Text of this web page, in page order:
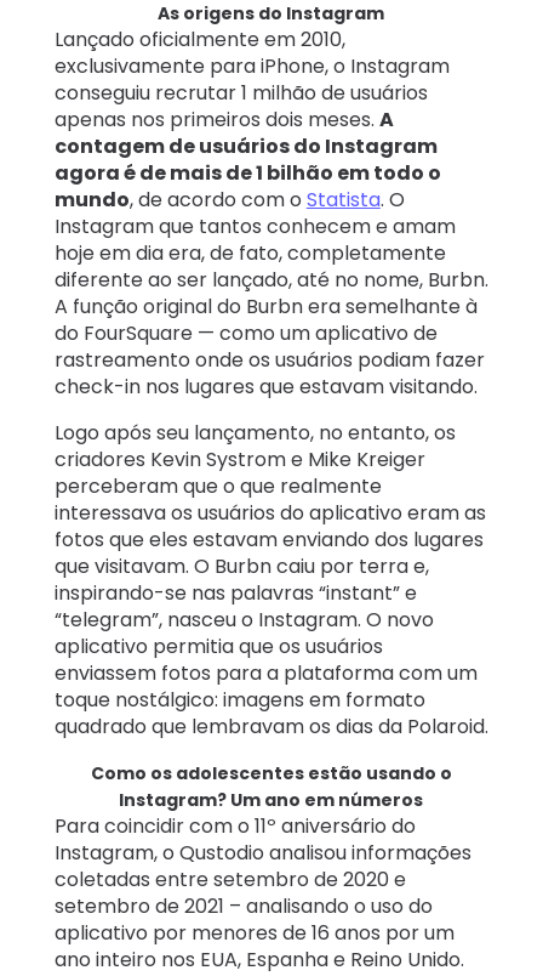
As origens do Instagram
Lançado oficialmente em 2010,
exclusivamente para iPhone, o Instagram
conseguiu recrutar 1 milhão de usuários
apenas nos primeiros dois meses. A
contagem de usuários do Instagram
agora é de mais de 1 bilhão em todo o
mundo, de acordo com o Statista. O
Instagram que tantos conhecem e amam
hoje em dia era, de fato, completamente
diferente ao ser lançado, até no nome, Burbn.
A função original do Burbn era semelhante à
do FourSquare — como um aplicativo de
rastreamento onde os usuários podiam fazer
check-in nos lugares que estavam visitando.
Logo após seu lançamento, no entanto, os
criadores Kevin Systrom e Mike Kreiger
perceberam que o que realmente
interessava os usuários do aplicativo ​​eram as
fotos que eles estavam enviando dos lugares
que visitavam. O Burbn caiu por terra e,
inspirando-se nas palavras “instant” e
“telegram”, nasceu o Instagram. O novo
aplicativo permitia que os usuários
enviassem fotos para a plataforma com um
toque nostálgico: imagens em formato
quadrado que lembravam os dias da Polaroid.
Como os adolescentes estão usando o
Instagram? Um ano em números
Para coincidir com o 11º aniversário do
Instagram, o Qustodio analisou informações
coletadas entre setembro de 2020 e
setembro de 2021 – analisando o uso do
aplicativo por menores de 16 anos por um
ano inteiro nos EUA, Espanha e Reino Unido.